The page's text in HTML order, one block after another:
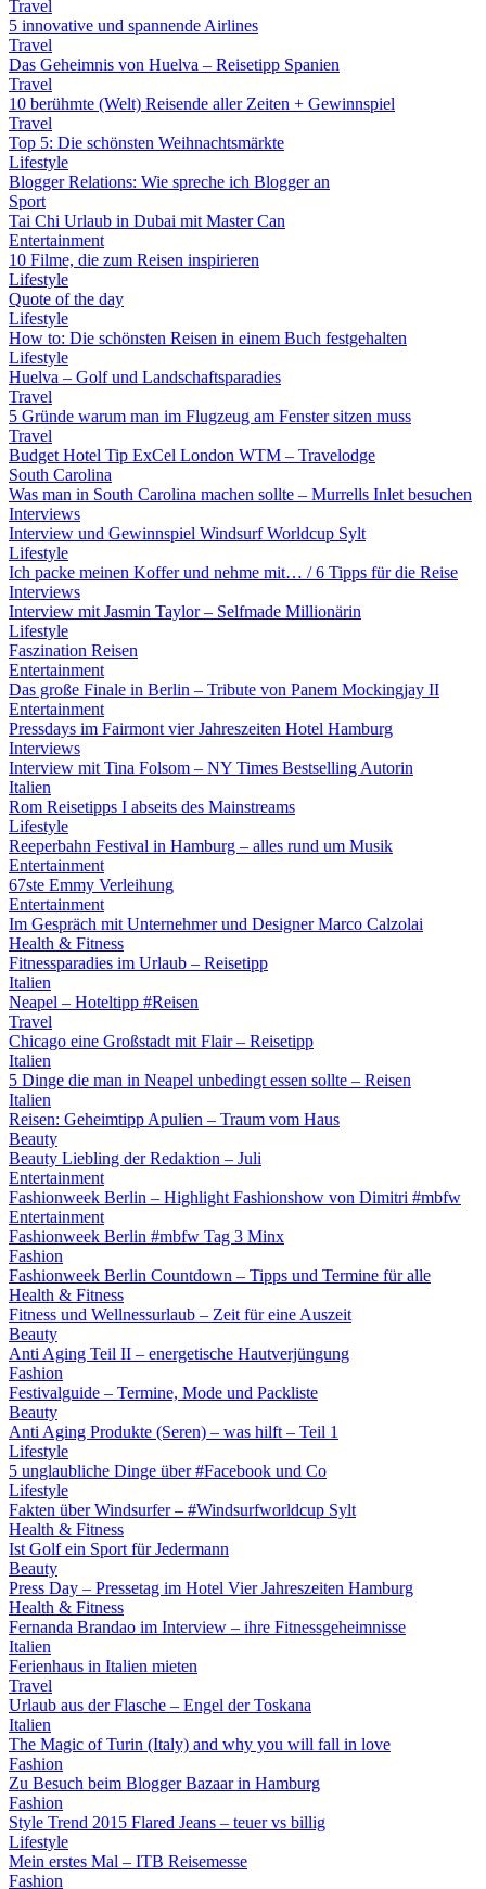
Travel
5 innovative und spannende Airlines
Travel
Das Geheimnis von Huelva – Reisetipp Spanien
Travel
10 berühmte (Welt) Reisende aller Zeiten + Gewinnspiel
Travel
Top 5: Die schönsten Weihnachtsmärkte
Lifestyle
Blogger Relations: Wie spreche ich Blogger an
Sport
Tai Chi Urlaub in Dubai mit Master Can
Entertainment
10 Filme, die zum Reisen inspirieren
Lifestyle
Quote of the day
Lifestyle
How to: Die schönsten Reisen in einem Buch festgehalten
Lifestyle
Huelva – Golf und Landschaftsparadies
Travel
5 Gründe warum man im Flugzeug am Fenster sitzen muss
Travel
Budget Hotel Tip ExCel London WTM – Travelodge
South Carolina
Was man in South Carolina machen sollte – Murrells Inlet besuchen
Interviews
Interview und Gewinnspiel Windsurf Worldcup Sylt
Lifestyle
Ich packe meinen Koffer und nehme mit… / 6 Tipps für die Reise
Interviews
Interview mit Jasmin Taylor – Selfmade Millionärin
Lifestyle
Faszination Reisen
Entertainment
Das große Finale in Berlin – Tribute von Panem Mockingjay II
Entertainment
Pressdays im Fairmont vier Jahreszeiten Hotel Hamburg
Interviews
Interview mit Tina Folsom – NY Times Bestselling Autorin
Italien
Rom Reisetipps I abseits des Mainstreams
Lifestyle
Reeperbahn Festival in Hamburg – alles rund um Musik
Entertainment
67ste Emmy Verleihung
Entertainment
Im Gespräch mit Unternehmer und Designer Marco Calzolai
Health & Fitness
Fitnessparadies im Urlaub – Reisetipp
Italien
Neapel – Hoteltipp #Reisen
Travel
Chicago eine Großstadt mit Flair – Reisetipp
Italien
5 Dinge die man in Neapel unbedingt essen sollte – Reisen
Italien
Reisen: Geheimtipp Apulien – Traum vom Haus
Beauty
Beauty Liebling der Redaktion – Juli
Entertainment
Fashionweek Berlin – Highlight Fashionshow von Dimitri #mbfw
Entertainment
Fashionweek Berlin #mbfw Tag 3 Minx
Fashion
Fashionweek Berlin Countdown – Tipps und Termine für alle
Health & Fitness
Fitness und Wellnessurlaub – Zeit für eine Auszeit
Beauty
Anti Aging Teil II – energetische Hautverjüngung
Fashion
Festivalguide – Termine, Mode und Packliste
Beauty
Anti Aging Produkte (Seren) – was hilft – Teil 1
Lifestyle
5 unglaubliche Dinge über #Facebook und Co
Lifestyle
Fakten über Windsurfer – #Windsurfworldcup Sylt
Health & Fitness
Ist Golf ein Sport für Jedermann
Beauty
Press Day – Pressetag im Hotel Vier Jahreszeiten Hamburg
Health & Fitness
Fernanda Brandao im Interview – ihre Fitnessgeheimnisse
Italien
Ferienhaus in Italien mieten
Travel
Urlaub aus der Flasche – Engel der Toskana
Italien
The Magic of Turin (Italy) and why you will fall in love
Fashion
Zu Besuch beim Blogger Bazaar in Hamburg
Fashion
Style Trend 2015 Flared Jeans – teuer vs billig
Lifestyle
Mein erstes Mal – ITB Reisemesse
Fashion